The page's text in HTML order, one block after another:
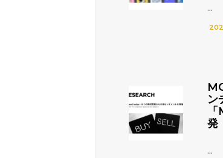
...
ン
発
...